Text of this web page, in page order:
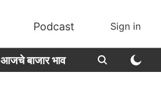
Podcast Sign in
आजचे बाजार भाव